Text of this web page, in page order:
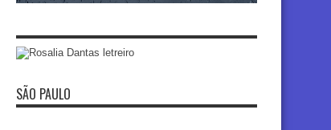
SÃO PAULO